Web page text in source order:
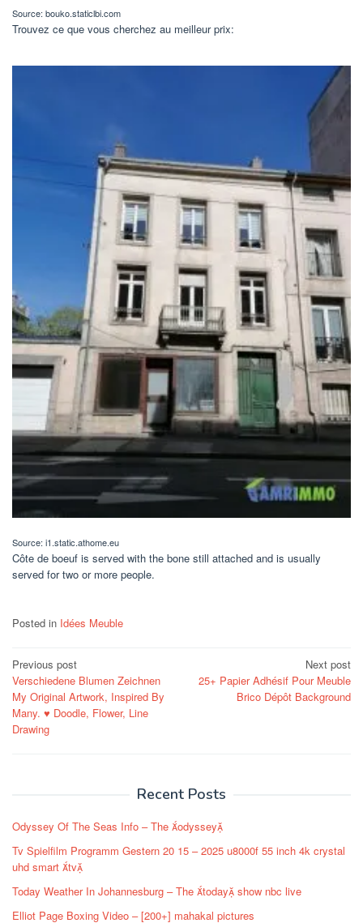
Source: bouko.staticlbi.com
Trouvez ce que vous cherchez au meilleur prix:
Source: i1.static.athome.eu
Côte de boeuf is served with the bone still attached and is usually
served for two or more people.
Posted in Idées Meuble
Post
navigation
Previous post
Verschiedene Blumen Zeichnen
My Original Artwork, Inspired By
Many. ♥️ Doodle, Flower, Line
Drawing
Next post
25+ Papier Adhésif Pour Meuble
Brico Dépôt Background
Recent Posts
Odyssey Of The Seas Info – The odyssey
Tv Spielfilm Programm Gestern 20 15 – 2025 u8000f 55 inch 4k crystal
uhd smart tv
Today Weather In Johannesburg – The today show nbc live
Elliot Page Boxing Video – [200+] mahakal pictures